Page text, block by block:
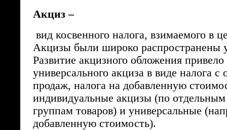
Акциз –
вид косвенного налога, взимаемого в
Акцизы были широко распространены
Развитие акцизного обложения
универсального акциза в виде налога с
продаж, налога на добавленную
индивидуальные акцизы (по
группам товаров) и универсальные
добавленную стоимость).